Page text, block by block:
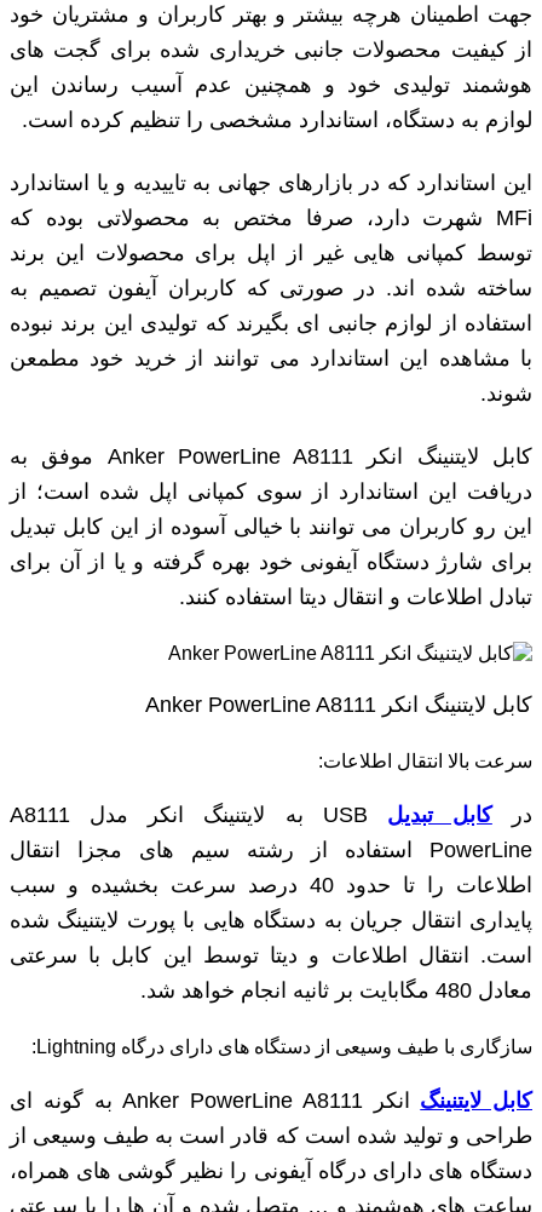
جهت اطمینان هرچه بیشتر و بهتر کاربران و مشتریان خود
از کیفیت محصولات جانبی خریداری شده برای گجت های
هوشمند تولیدی خود و همچنین عدم آسیب رساندن این
لوازم به دستگاه، استاندارد مشخصی را تنظیم کرده است.
این استاندارد که در بازارهای جهانی به تاییدیه و یا استاندارد
MFi شهرت دارد، صرفا مختص به محصولاتی بوده که
توسط کمپانی هایی غیر از اپل برای محصولات این برند
ساخته شده اند. در صورتی که کاربران آیفون تصمیم به
استفاده از لوازم جانبی ای بگیرند که تولیدی این برند نبوده
با مشاهده این استاندارد می توانند از خرید خود مطمعن
شوند.
کابل لایتنینگ انکر Anker PowerLine A8111 موفق به
دریافت این استاندارد از سوی کمپانی اپل شده است؛ از
این رو کاربران می توانند با خیالی آسوده از این کابل تبدیل
برای شارژ دستگاه آیفونی خود بهره گرفته و یا از آن برای
تبادل اطلاعات و انتقال دیتا استفاده کنند.
کابل لایتنینگ انکر Anker PowerLine A8111
سرعت بالا انتقال اطلاعات:
درکابل تبدیل
USB به لایتنینگ انکر مدل A8111
PowerLine استفاده از رشته سیم های مجزا انتقال
اطلاعات را تا حدود 40 درصد سرعت بخشیده و سبب
پایداری انتقال جریان به دستگاه هایی با پورت لایتنینگ شده
است. انتقال اطلاعات و دیتا توسط این کابل با سرعتی
معادل 480 مگابایت بر ثانیه انجام خواهد شد.
سازگاری با طیف وسیعی از دستگاه های دارای درگاه Lightning:
کابل لایتنینگ
انکر Anker PowerLine A8111 به گونه ای
طراحی و تولید شده است که قادر است به طیف وسیعی از
دستگاه های دارای درگاه آیفونی را نظیر گوشی های همراه،
ساعت های هوشمند و … متصل شده و آن ها را با سرعتی